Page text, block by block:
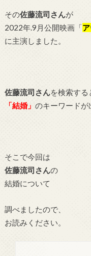
その佐藤流司さんが
2022年.9月公開映画「
に主演しました。
佐藤流司さんを検索する
「結婚」 のキーワードが
そこで今回は
佐藤流司さんの
結婚について
調べましたので、
お読みください。